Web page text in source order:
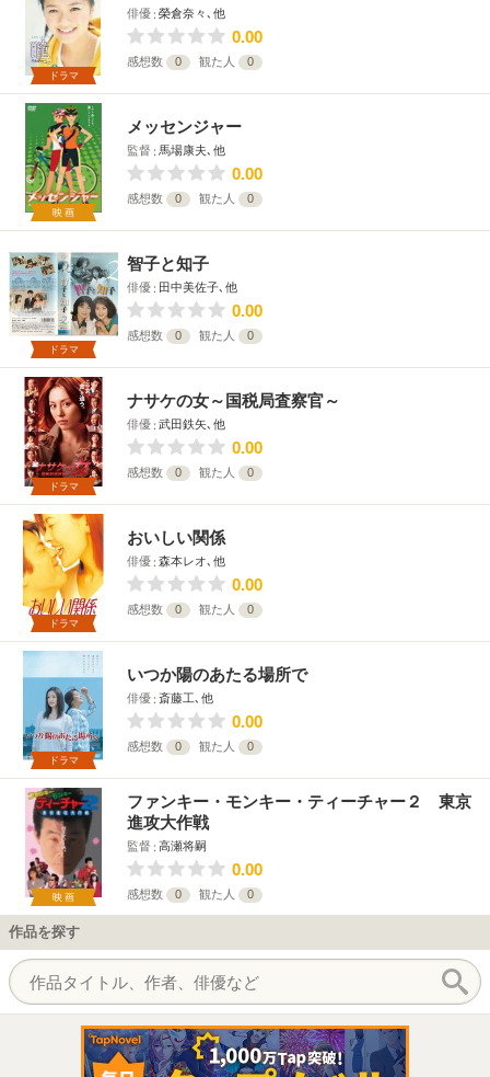
ドラマ
俳優 榮倉奈々､他
0.00
感想数 0 観た人 0
映画
メッセンジャー
監督 馬場康夫､他
0.00
感想数 0 観た人 0
ドラマ
智子と知子
俳優 田中美佐子､他
0.00
感想数 0 観た人 0
ドラマ
ナサケの女～国税局査察官～
俳優 武田鉄矢､他
0.00
感想数 0 観た人 0
ドラマ
おいしい関係
俳優 森本レオ､他
0.00
感想数 0 観た人 0
ドラマ
いつか陽のあたる場所で
俳優 斎藤工､他
0.00
感想数 0 観た人 0
映画
ファンキー・モンキー・ティーチャー２ 東京
進攻大作戦
監督 高瀬将嗣
0.00
感想数 0 観た人 0
作品を探す